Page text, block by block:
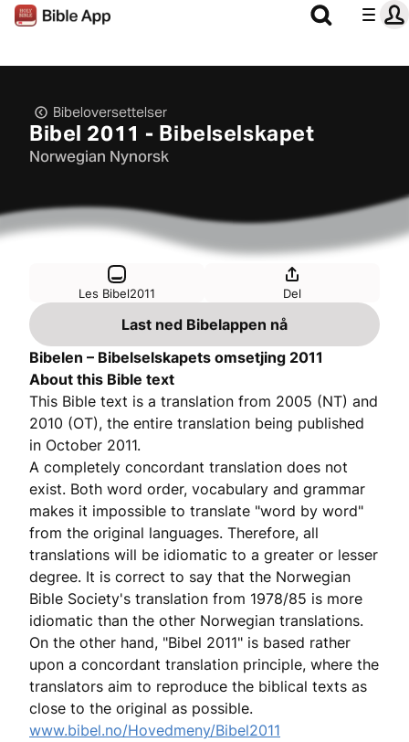
Bibeloversettelser
Bibel 2011 - Bibelselskapet
Norwegian Nynorsk
Les Bibel2011 Del
Last ned Bibelappen nå
Bibelen – Bibelselskapets omsetjing 2011
About this Bible text
This Bible text is a translation from 2005 (NT) and
2010 (OT), the entire translation being published
in October 2011.
A completely concordant translation does not
exist. Both word order, vocabulary and grammar
makes it impossible to translate "word by word"
from the original languages. Therefore, all
translations will be idiomatic to a greater or lesser
degree. It is correct to say that the Norwegian
Bible Society's translation from 1978/85 is more
idiomatic than the other Norwegian translations.
On the other hand, "Bibel 2011" is based rather
upon a concordant translation principle, where the
translators aim to reproduce the biblical texts as
close to the original as possible.
www.bibel.no/Hovedmeny/Bibel2011